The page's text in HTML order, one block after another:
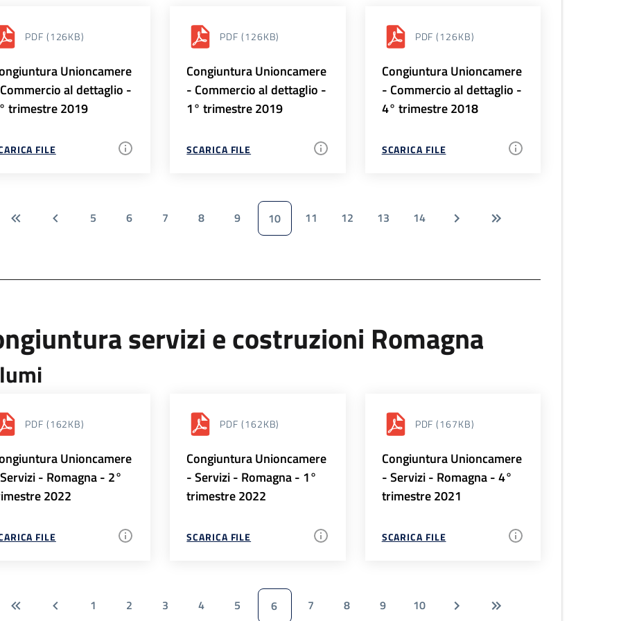
PDF (126KB)
Unioncamere
al dettaglio -
trimestre 2019
FILE
PDF (126KB)
Congiuntura Unioncamere
- Commercio al dettaglio -
1° trimestre 2019
SCARICA FILE
PDF (126KB)
Congiuntura Unioncamere
- Commercio al dettaglio -
4° trimestre 2018
SCARICA FILE
5 6 7 8 9 10 11 12 13 14
servizi e costruzioni Romagna
PDF (162KB)
Unioncamere
- Romagna - 2°
2022
FILE
PDF (162KB)
Congiuntura Unioncamere
- Servizi - Romagna - 1°
trimestre 2022
SCARICA FILE
PDF (167KB)
Congiuntura Unioncamere
- Servizi - Romagna - 4°
trimestre 2021
SCARICA FILE
1 2 3 4 5 6 7 8 9 10